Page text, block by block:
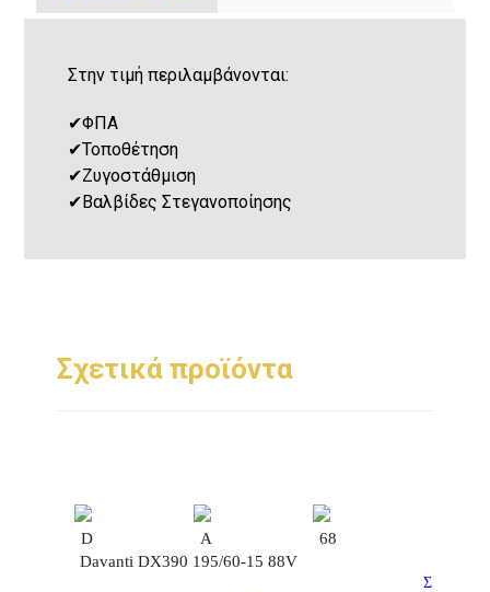
Στην τιμή περιλαμβάνονται:
✔ΦΠΑ
✔Τοποθέτηση
✔Ζυγοστάθμιση
✔Βαλβίδες Στεγανοποίησης
Σχετικά προϊόντα
D A
68
Davanti DX390 195/60-15 88V
Σ